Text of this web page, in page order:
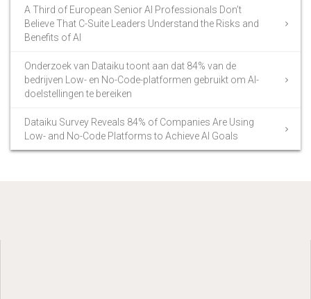
A Third of European Senior AI Professionals Don’t
Believe That C-Suite Leaders Understand the Risks and
Benefits of AI
Onderzoek van Dataiku toont aan dat 84% van de
bedrijven Low- en No-Code-platformen gebruikt om AI-
doelstellingen te bereiken
Dataiku Survey Reveals 84% of Companies Are Using
Low- and No-Code Platforms to Achieve AI Goals